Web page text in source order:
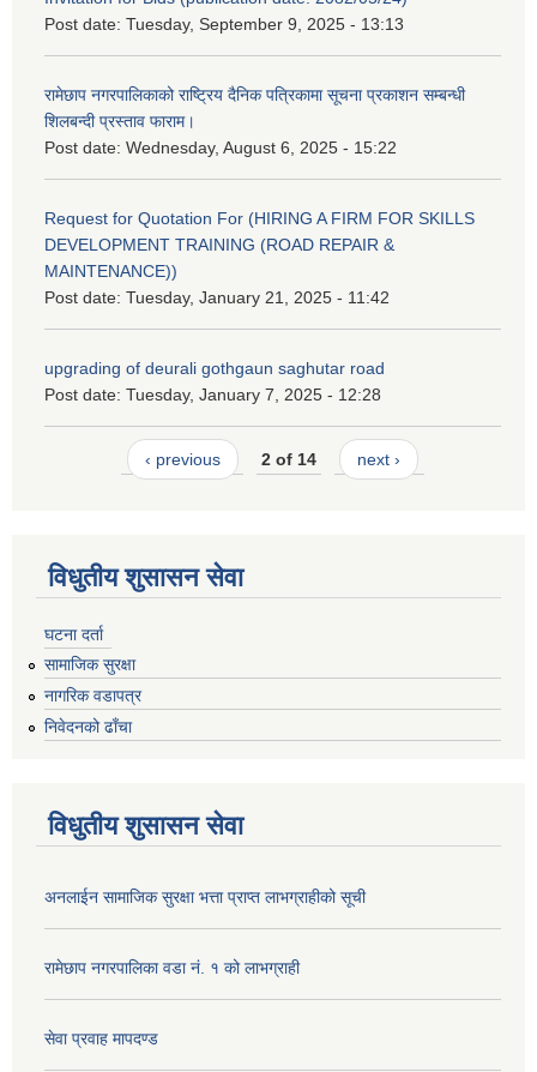
Post date: Tuesday, September 9, 2025 - 13:13
रामेछाप नगरपालिकाको राष्ट्रिय दैनिक पत्रिकामा सूचना प्रकाशन सम्बन्धी
शिलबन्दी प्रस्ताव फाराम।
Post date: Wednesday, August 6, 2025 - 15:22
Request for Quotation For (HIRING A FIRM FOR SKILLS
DEVELOPMENT TRAINING (ROAD REPAIR &
MAINTENANCE))
Post date: Tuesday, January 21, 2025 - 11:42
upgrading of deurali gothgaun saghutar road
Post date: Tuesday, January 7, 2025 - 12:28
‹ previous 2 of 14 next ›
विधुतीय शुसासन सेवा
घटना दर्ता
सामाजिक सुरक्षा
नागरिक वडापत्र
निवेदनको ढाँचा
विधुतीय शुसासन सेवा
अनलाईन सामाजिक सुरक्षा भत्ता प्राप्त लाभग्राहीको सूची
रामेछाप नगरपालिका वडा नं. १ को लाभग्राही
सेवा प्रवाह मापदण्ड